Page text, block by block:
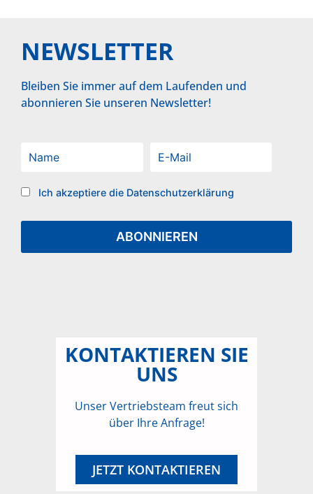
NEWSLETTER
Bleiben Sie immer auf dem Laufenden und
abonnieren Sie unseren Newsletter!
Ich akzeptiere die Datenschutzerklärung
KONTAKTIEREN SIE
UNS
Unser Vertriebsteam freut sich
über Ihre Anfrage!
JETZT KONTAKTIEREN